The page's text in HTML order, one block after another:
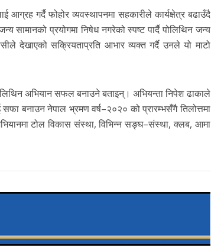
गर्दै फोहोर व्यवस्थापनमा सहकारीले कार्यक्षेत्र बढाउँदै
सामानको प्रयोगमा निषेध नगरेको स्पष्ट पार्दै पोलिथिन जन्य
देखाएको सक्रियताप्रति आभार व्यक्त गर्दै उनले यो माटो
अभियान सफल बनाउने बताइन्। अभियन्ता निपेश ढाकाले
बनाउन नेपाल भ्रमण वर्ष–२०२० को प्रारम्भसँगै तिलोत्तमा
टोल विकास संस्था, विभिन्न सङ्घ–संस्था, क्लब, आमा